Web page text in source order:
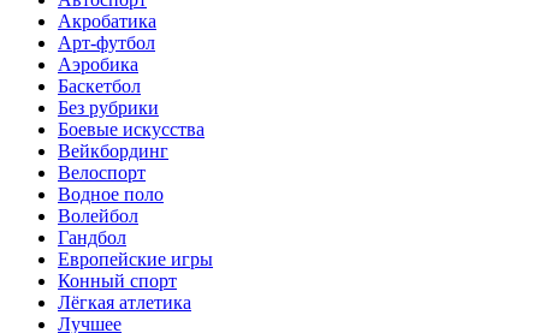
Акробатика
Арт-футбол
Аэробика
Баскетбол
Без рубрики
Боевые искусства
Вейкбординг
Велоспорт
Водное поло
Волейбол
Гандбол
Европейские игры
Конный спорт
Лёгкая атлетика
Лучшее